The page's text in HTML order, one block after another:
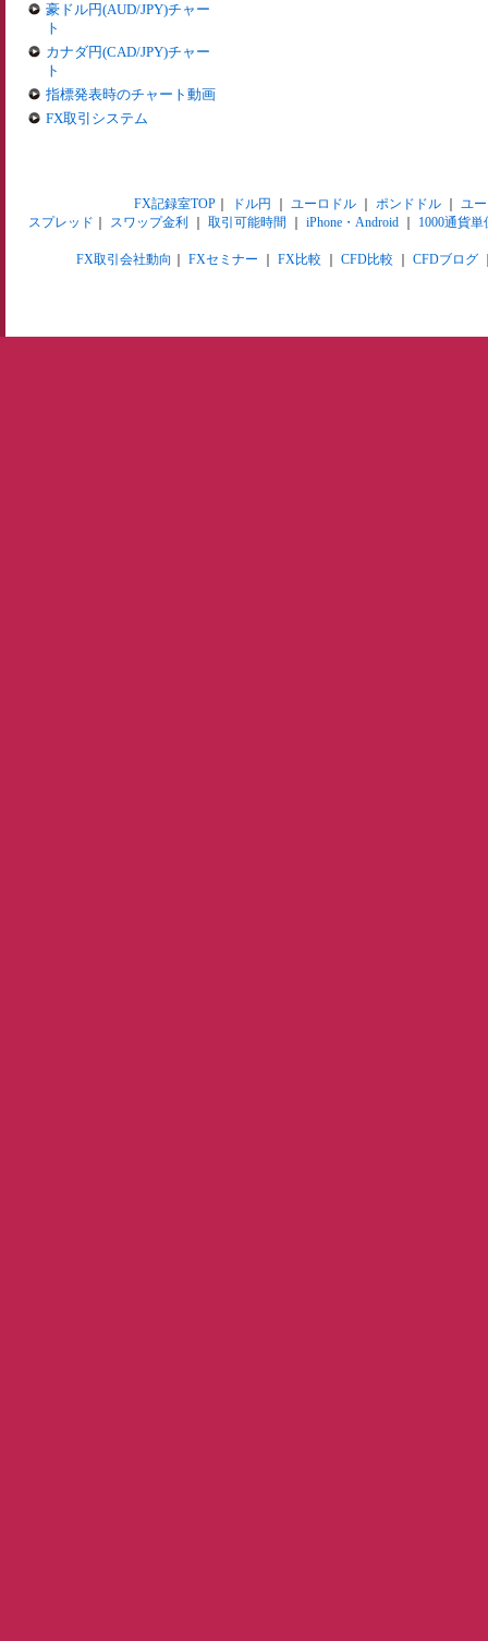
豪ドル円(AUD/JPY)チャー
ト
カナダ円(CAD/JPY)チャー
ト
指標発表時のチャート動画
FX取引システム
FX記録室TOP｜ ドル円 ユーロドル｜ ポンドドル｜ ユ
スプレッド
スワップ金利 取引可能時間 iPhone・Android 1000通貨単
FX取引会社動向 FXセミナー FX比較 CFD比較 CFDブログ